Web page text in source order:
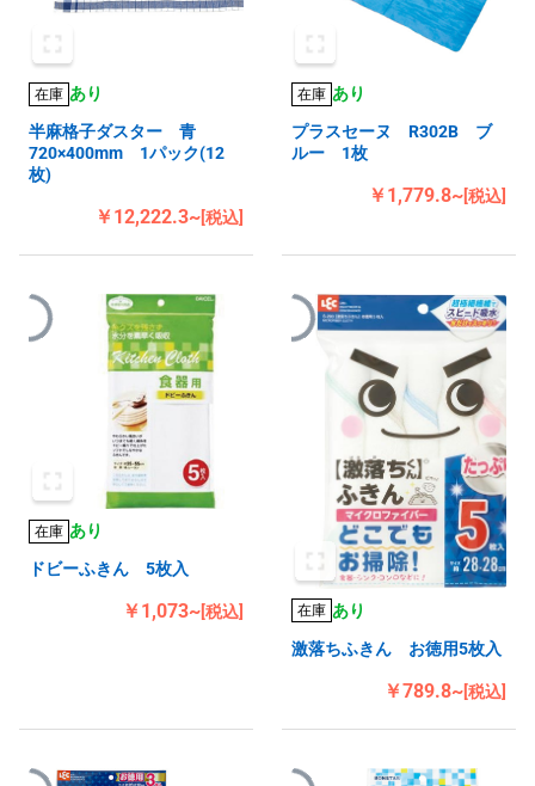
在庫 あり
半麻格子ダスター 青
720×400mm 1パック(12
枚)
￥12,222.3~[税込]
在庫 あり
プラスセーヌ R302B ブ
ルー 1枚
￥1,779.8~[税込]
在庫 あり
ドビーふきん 5枚入
￥1,073~[税込] 在庫 あり
激落ちふきん お徳用5枚入
￥789.8~[税込]